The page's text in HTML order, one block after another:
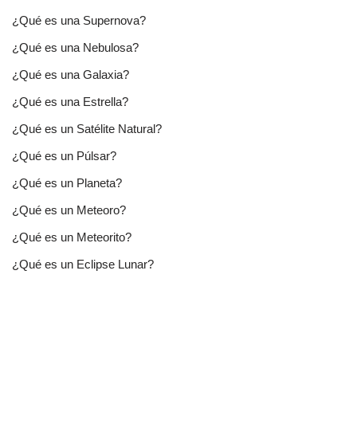
¿Qué es una Supernova?
¿Qué es una Nebulosa?
¿Qué es una Galaxia?
¿Qué es una Estrella?
¿Qué es un Satélite Natural?
¿Qué es un Púlsar?
¿Qué es un Planeta?
¿Qué es un Meteoro?
¿Qué es un Meteorito?
¿Qué es un Eclipse Lunar?